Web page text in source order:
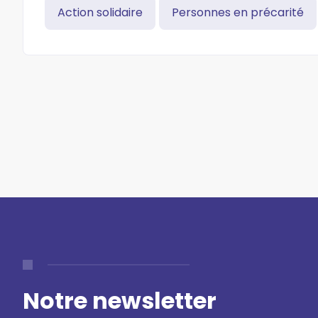
Action solidaire Personnes en précarité
Notre newsletter